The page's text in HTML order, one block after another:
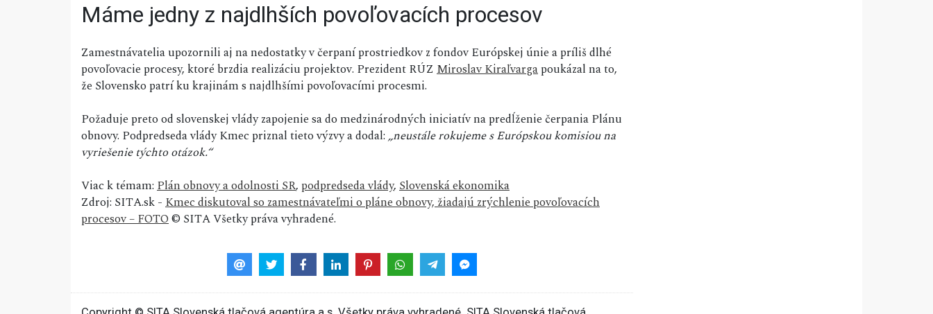
Máme jedny z najdlhších povoľovacích procesov
Zamestnávatelia upozornili aj na nedostatky v čerpaní prostriedkov z fondov Európskej únie a príliš dlhé
povoľovacie procesy, ktoré brzdia realizáciu projektov. Prezident RÚZ Miroslav Kiraľvargapoukázal na to,
že Slovensko patrí ku krajinám s najdlhšími povoľovacími procesmi.
Požaduje preto od slovenskej vlády zapojenie sa do medzinárodných iniciatív na predĺženie čerpania Plánu
obnovy. Podpredseda vlády Kmec priznal tieto výzvy a dodal:„neustále rokujeme s Európskou komisiou na
vyriešenie týchto otázok.“
Viac k témam:Plán obnovy a odolnosti SR, podpredseda vlády,Slovenská ekonomika
Zdroj: SITA.sk -Kmec diskutoval so zamestnávateľmi o pláne obnovy, žiadajú zrýchlenie povoľovacích
procesov – FOTO© SITA Všetky práva vyhradené.